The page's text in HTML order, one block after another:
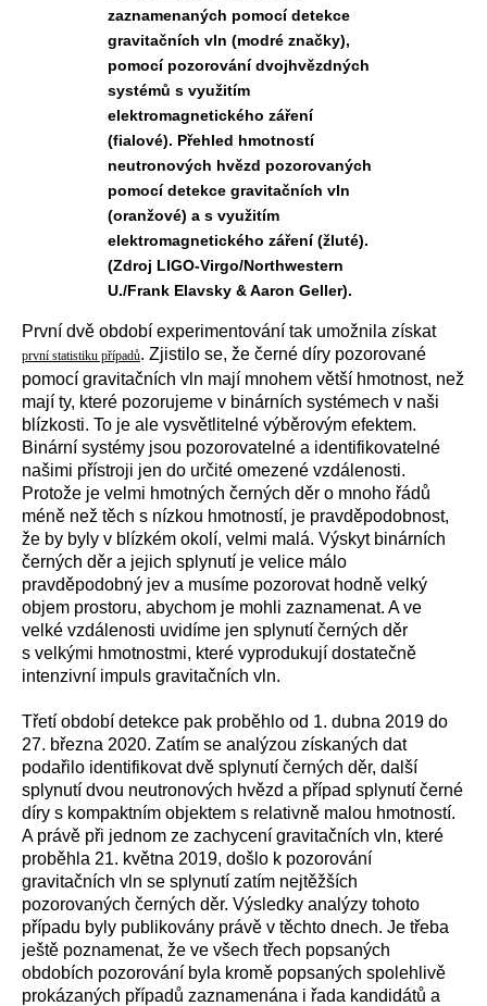
zaznamenaných pomocí detekce
gravitačních vln (modré značky),
pomocí pozorování dvojhvězdných
systémů s využitím
elektromagnetického záření
(fialové). Přehled hmotností
neutronových hvězd pozorovaných
pomocí detekce gravitačních vln
(oranžové) a s využitím
elektromagnetického záření (žluté).
(Zdroj LIGO-Virgo/Northwestern
U./Frank Elavsky & Aaron Geller).
První dvě období experimentování tak umožnila získat
první statistiku případů. Zjistilo se, že černé díry pozorované
pomocí gravitačních vln mají mnohem větší hmotnost, než
mají ty, které pozorujeme v binárních systémech v naši
blízkosti. To je ale vysvětlitelné výběrovým efektem.
Binární systémy jsou pozorovatelné a identifikovatelné
našimi přístroji jen do určité omezené vzdálenosti.
Protože je velmi hmotných černých děr o mnoho řádů
méně než těch s nízkou hmotností, je pravděpodobnost,
že by byly v blízkém okolí, velmi malá. Výskyt binárních
černých děr a jejich splynutí je velice málo
pravděpodobný jev a musíme pozorovat hodně velký
objem prostoru, abychom je mohli zaznamenat. A ve
velké vzdálenosti uvidíme jen splynutí černých děr
s velkými hmotnostmi, které vyprodukují dostatečně
intenzivní impuls gravitačních vln.
Třetí období detekce pak proběhlo od 1. dubna 2019 do
27. března 2020. Zatím se analýzou získaných dat
podařilo identifikovat dvě splynutí černých děr, další
splynutí dvou neutronových hvězd a případ splynutí černé
díry s kompaktním objektem s relativně malou hmotností.
A právě při jednom ze zachycení gravitačních vln, které
proběhla 21. května 2019, došlo k pozorování
gravitačních vln se splynutí zatím nejtěžších
pozorovaných černých děr. Výsledky analýzy tohoto
případu byly publikovány právě v těchto dnech. Je třeba
ještě poznamenat, že ve všech třech popsaných
obdobích pozorování byla kromě popsaných spolehlivě
prokázaných případů zaznamenána i řada kandidátů a